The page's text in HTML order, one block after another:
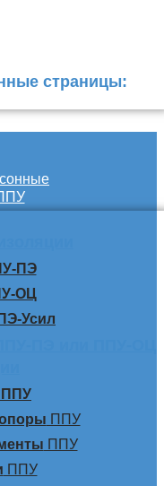
страницы:
ПЭ
ОЦ
Усил
ППУ
ППУ
ППУ